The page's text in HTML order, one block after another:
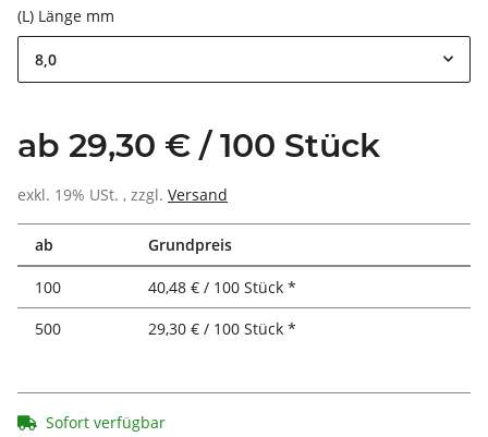
(L) Länge mm
8,0
ab 29,30 € / 100 Stück
exkl. 19% USt. , zzgl. Versand
ab Grundpreis
100
40,48 € / 100 Stück *
500
29,30 € / 100 Stück *
Sofort verfügbar